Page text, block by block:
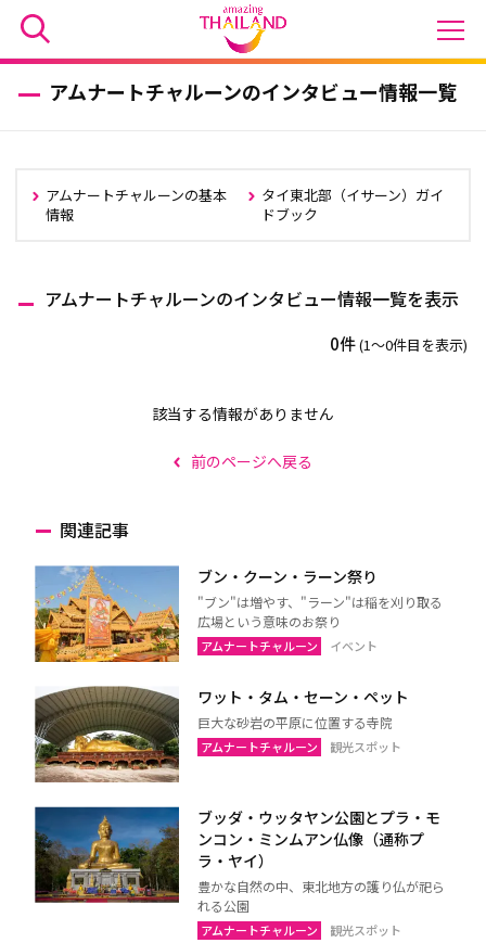
アムナートチャルーンのインタビュー情報一覧
アムナートチャルーンの基本
情報
タイ東北部（イサーン）ガイ
ドブック
アムナートチャルーンのインタビュー情報一覧を表示
0件(1〜0件目を表示)
該当する情報がありません
前のページへ戻る
関連記事
ブン・クーン・ラーン祭り
"ブン"は増やす、"ラーン"は稲を刈り取る
広場という意味のお祭り
アムナートチャルーン イベント
ワット・タム・セーン・ペット
巨大な砂岩の平原に位置する寺院
アムナートチャルーン 観光スポット
ブッダ・ウッタヤン公園とプラ・モ
ンコン・ミンムアン仏像（通称プ
ラ・ヤイ）
豊かな自然の中、東北地方の護り仏が祀ら
れる公園
アムナートチャルーン 観光スポット